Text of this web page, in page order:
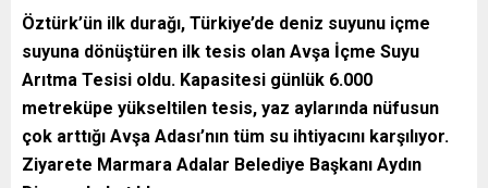
Öztürk’ün ilk durağı, Türkiye’de deniz suyunu içme
suyuna dönüştüren ilk tesis olan Avşa İçme Suyu
Arıtma Tesisi oldu. Kapasitesi günlük 6.000
metreküpe yükseltilen tesis, yaz aylarında nüfusun
çok arttığı Avşa Adası’nın tüm su ihtiyacını karşılıyor.
Ziyarete Marmara Adalar Belediye Başkanı Aydın